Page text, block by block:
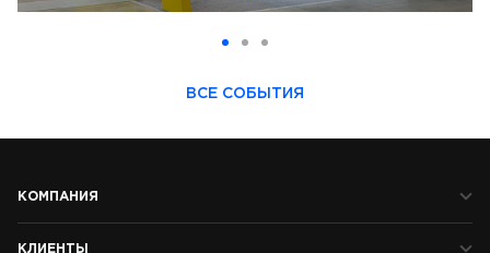
ВСЕ СОБЫТИЯ
КОМПАНИЯ
КЛИЕНТЫ